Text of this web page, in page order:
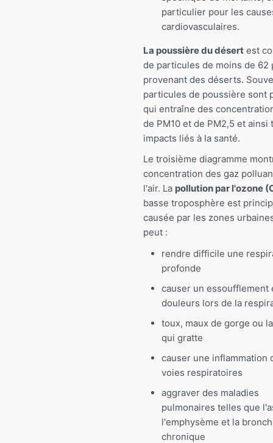
particulier pour les
cardiovasculaires.
La poussière du désert est
de particules de moins de 62
provenant des déserts.
particules de poussière sont
qui entraîne des
de PM10 et de PM2,5 et ainsi
impacts liés à la santé.
Le troisième diagramme
concentration des gaz
l'air. La pollution par l'ozone
basse troposphère est
causée par les zones
peut :
rendre difficile une
profonde
causer un essoufflement
douleurs lors de la
toux, maux de gorge ou
qui gratte
causer une inflammation
voies respiratoires
aggraver des maladies
pulmonaires telles que
l'emphysème et la
chronique